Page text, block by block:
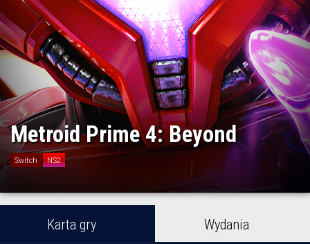
Metroid Prime 4: Beyond
Switch NS2
Karta gry Wydania